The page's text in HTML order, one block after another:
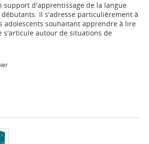
support d'apprentissage de la langue
Il s'adresse particulièrement à
adolescents souhaitant apprendre à lire
s'articule autour de situations de